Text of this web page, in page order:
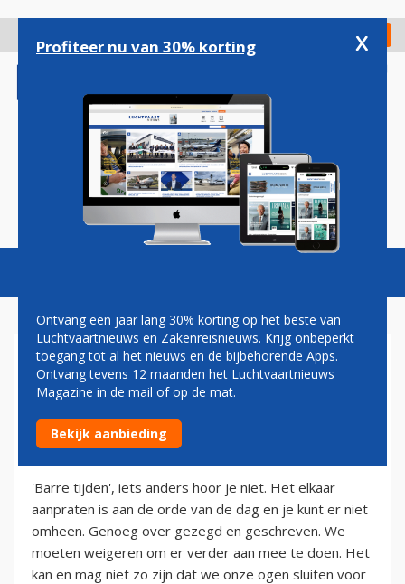
gaan
Check in
Magazine Podcasts Vacatures
HENK VAN DEN HELDER:
KOMT HET GOED?
21 januari 2009
'Barre tijden', iets anders hoor je niet. Het elkaar
aanpraten is aan de orde van de dag en je kunt er niet
omheen. Genoeg over gezegd en geschreven. We
moeten weigeren om er verder aan mee te doen. Het
kan en mag niet zo zijn dat we onze ogen sluiten voor
Profiteer nu van 30% korting x
Ontvang een jaar lang 30% korting op het beste van
Luchtvaartnieuws en Zakenreisnieuws. Krijg onbeperkt
toegang tot al het nieuws en de bijbehorende Apps.
Ontvang tevens 12 maanden het Luchtvaartnieuws
Magazine in de mail of op de mat.
Bekijk aanbieding